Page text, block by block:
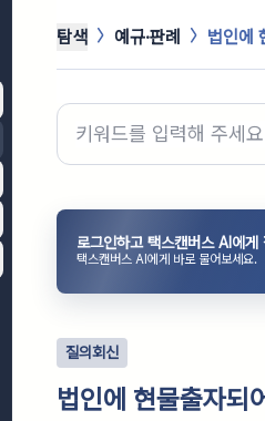
탐색 예규·판례 법인에
로그인하고 택스캔버스 AI에게
택스캔버스 AI에게 바로 물어보세요.
질의회신
법인에 현물출자되